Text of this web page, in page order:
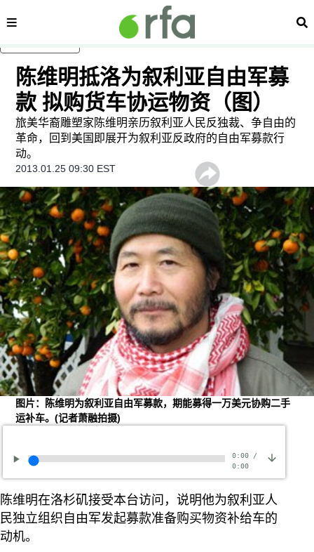
内容分类 搜
陈维明抵洛为叙利亚自由军募
款 拟购货车协运物资（图）
旅美华裔雕塑家陈维明亲历叙利亚人民反独裁、争自由的
革命，回到美国即展开为叙利亚反政府的自由军募款行
动。
2013.01.25 09:30 EST
图片：陈维明为叙利亚自由军募款，期能募得一万美元协购二手
运补车。(记者萧融拍摄)
0:00/
0:00
陈维明在洛杉矶接受本台访问，说明他为叙利亚人
民独立组织自由军发起募款准备购买物资补给车的
动机。